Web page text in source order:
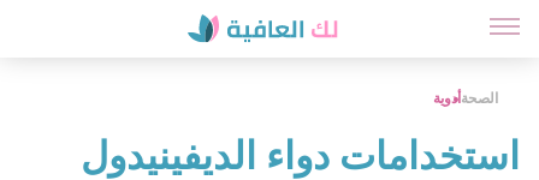
الصحةأدوية
استخدامات دواء الديفينيدول